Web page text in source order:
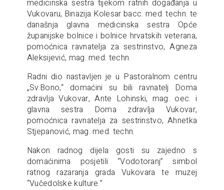
medicinska sestra tijekom ratnih događanja u
Vukovaru, Binazija Kolesar bacc. med. techn. te
današnja glavna medicinska sestra Opće
županijske bolnice i bolnice hrvatskih veterana,
pomoćnica ravnatelja za sestrinstvo, Agneza
Aleksijević, mag. med. techn.
Radni dio nastavljen je u Pastoralnom centru
„Sv.Bono,“ domaćini su bili ravnatelj Doma
zdravlja Vukovar, Ante Lohinski, mag. oec. i
glavna sestra Doma zdravlja Vukovar,
pomoćnica ravnatelja za sestrinstvo, Ahnetka
Stjepanović, mag. med. techn.
Nakon radnog dijela gosti su zajedno s
domaćinima posjetili “Vodotoranj” simbol
ratnog razaranja grada Vukovara te muzej
“Vučedolske kulture.”